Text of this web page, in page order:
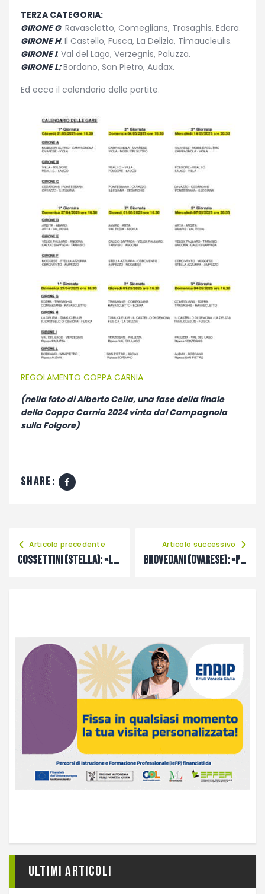
TERZA CATEGORIA:
GIRONE G: Ravascletto, Comeglians, Trasaghis, Edera.
GIRONE H: Il Castello, Fusca, La Delizia, Timaucleulis.
GIRONE I: Val del Lago, Verzegnis, Paluzza.
GIRONE L:Bordano, San Pietro, Audax.
Ed ecco il calendario delle partite.
REGOLAMENTO COPPA CARNIA
(nella foto di Alberto Cella, una fase della finale
della Coppa Carnia 2024 vinta dal Campagnola
sulla Folgore)
share:
Articolo precedente
Cossettini (Stella): «La delusione per la retrocessione un carburante per ripartire»
Articolo successivo
Brovedani (Ovarese): «Potrebbe essere una stagione molto complicata»
Ultimi articoli